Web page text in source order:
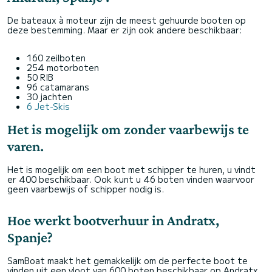
De bateaux à moteur zijn de meest gehuurde booten op
deze bestemming. Maar er zijn ook andere beschikbaar:
160 zeilboten
254 motorboten
50 RIB
96 catamarans
30 jachten
6 Jet-Skis
Het is mogelijk om zonder vaarbewijs te
varen.
Het is mogelijk om een boot met schipper te huren, u vindt
er 400 beschikbaar. Ook kunt u 46 boten vinden waarvoor
geen vaarbewijs of schipper nodig is.
Hoe werkt bootverhuur in Andratx,
Spanje?
SamBoat maakt het gemakkelijk om de perfecte boot te